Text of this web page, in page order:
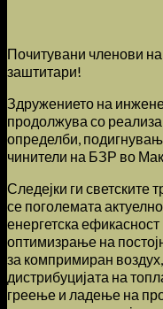
Почитувани членови
заштитари!
Здружението на
продолжува со
определби,
чинители на БЗР во
Следејки ги светските
се поголемата
енергетска
оптимизрање на
за компримиран
дистрибуцијата на
греење и ладење на